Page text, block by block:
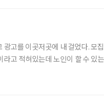
고를 이곳저곳에 내 걸었다. 모
고 적혀있는데 노인이 할 수 있